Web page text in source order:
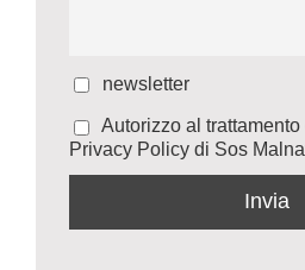
newsletter
Autorizzo al
Privacy Policy di Sos